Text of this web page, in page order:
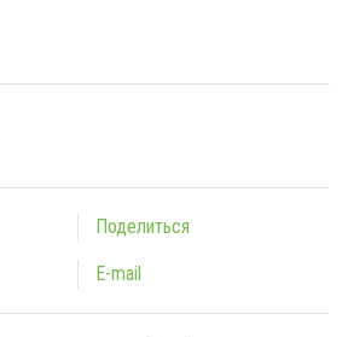
Поделиться
E-mail